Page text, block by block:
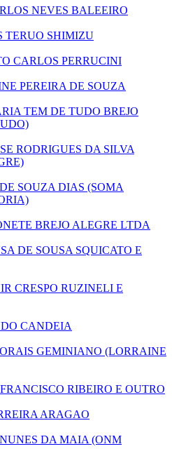
NEVES BALEEIRO
TERUO SHIMIZU
CARLOS PERRUCINI
PEREIRA DE SOUZA
TEM DE TUDO BREJO
RODRIGUES DA SILVA
SOUZA DIAS (SOMA
BREJO ALEGRE LTDA
DE SOUSA SQUICATO E
CRESPO RUZINELI E
CANDEIA
GEMINIANO (LORRAINE
RIBEIRO E OUTRO
ARAGAO
DA MAIA (ONM